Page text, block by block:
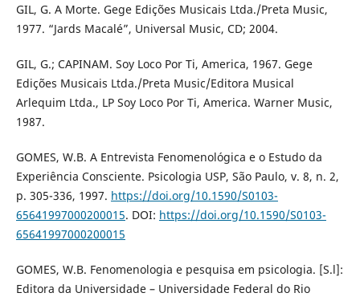
GIL, G. A Morte. Gege Edições Musicais Ltda./Preta Music,
1977. “Jards Macalé”, Universal Music, CD; 2004.
GIL, G.; CAPINAM. Soy Loco Por Ti, America, 1967. Gege
Edições Musicais Ltda./Preta Music/Editora Musical
Arlequim Ltda., LP Soy Loco Por Ti, America. Warner Music,
1987.
GOMES, W.B. A Entrevista Fenomenológica e o Estudo da
Experiência Consciente. Psicologia USP, São Paulo, v. 8, n. 2,
p. 305-336, 1997. https://doi.org/10.1590/S0103-
65641997000200015. DOI: https://doi.org/10.1590/S0103-
65641997000200015
GOMES, W.B. Fenomenologia e pesquisa em psicologia. [S.l]:
Editora da Universidade – Universidade Federal do Rio